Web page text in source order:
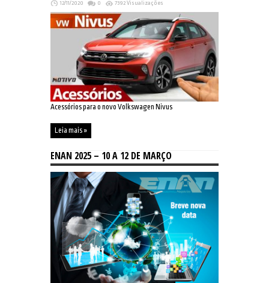
12/11/2020 0 7392 Visualizações
Acessórios para o novo Volkswagen Nivus
Leia mais »
ENAN 2025 – 10 A 12 DE MARÇO